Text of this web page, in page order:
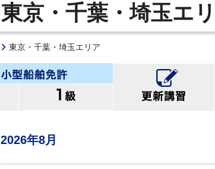
東京・千葉・埼玉エ
東京・千葉・埼玉エリア
2026年8月